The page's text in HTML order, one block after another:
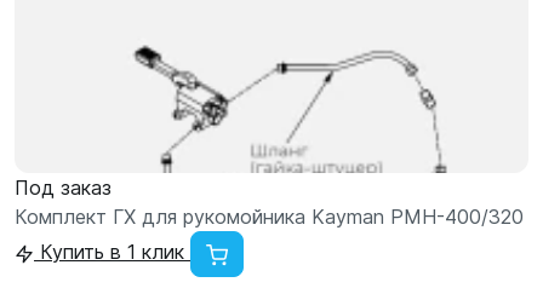
Под заказ
Комплект ГХ для рукомойника Kayman РМН-400/320
Купить в 1 клик